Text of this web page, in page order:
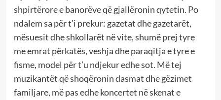
shpirtërore e banorëve që gjallëronin qytetin. Po
ndalem sa për t’i prekur: gazetat dhe gazetarët,
mësuesit dhe shkollarët në vite, shumë prej tyre
me emrat përkatës, veshja dhe paraqitja e tyre e
fisme, model për t’u ndjekur edhe sot. Më tej
muzikantët që shoqëronin dasmat dhe gëzimet
familjare, më pas edhe koncertet në skenat e